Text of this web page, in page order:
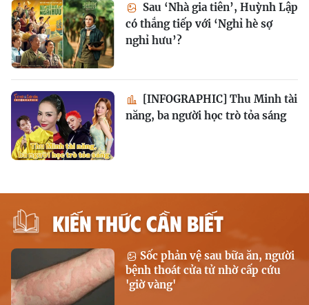
Sau ‘Nhà gia tiên’, Huỳnh Lập
có thắng tiếp với ‘Nghỉ hè sợ
nghỉ hưu’?
[INFOGRAPHIC] Thu Minh tài
năng, ba người học trò tỏa sáng
KIẾN THỨC CẦN BIẾT
Sốc phản vệ sau bữa ăn, người
bệnh thoát cửa tử nhờ cấp cứu
'giờ vàng'